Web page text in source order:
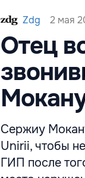
Zdg 2 мая
Отец
Сержиу
Unirii, чтобы
ГИП после